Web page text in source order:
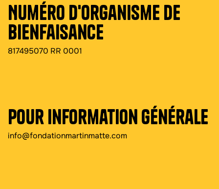
Numéro d'organisme de
bienfaisance
817495070 RR 0001
Pour information générale
info@fondationmartinmatte.com